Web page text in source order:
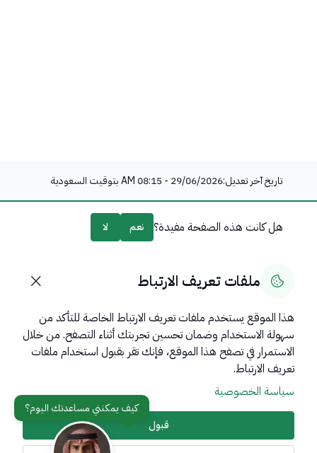
تاريخ آخر تعديل:29/06/2026 - 08:15 AM بتوقيت السعودية
هل كانت هذه الصفحة مفيدة؟ نعم لا
روابط مهمة
عن المملكة
عن الوزارة
ملفات تعريف الارتباط
هذا الموقع يستخدم ملفات تعريف الارتباط الخاصة للتأكد من
سهولة الاستخدام وضمان تحسين تجربتك أثناء التصفح. من خلال
الاستمرار في تصفح هذا الموقع، فإنك تقر بقبول استخدام ملفات
تعريف الارتباط.
سياسة الخصوصية
قبول